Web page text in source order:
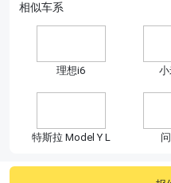
相似车系
理想i6 小
特斯拉 Model Y L